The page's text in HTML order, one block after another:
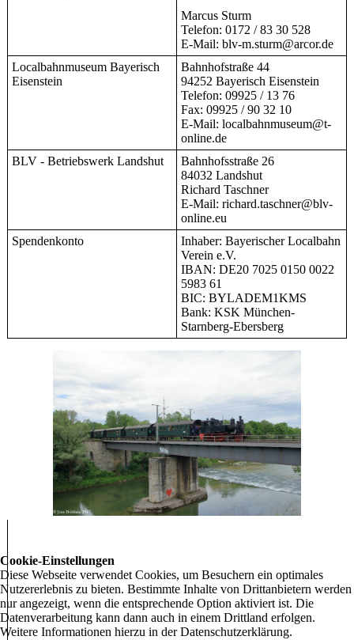
Marcus Sturm
Telefon: 0172 / 83 30 528
E-Mail: blv-m.sturm@arcor.de
Localbahnmuseum Bayerisch
Eisenstein
Bahnhofstraße 44
94252 Bayerisch Eisenstein
Telefon: 09925 / 13 76
Fax: 09925 / 90 32 10
E-Mail: localbahnmuseum@t-
online.de
BLV - Betriebswerk Landshut
Bahnhofsstraße 26
84032 Landshut
Richard Taschner
E-Mail: richard.taschner@blv-
online.eu
Spendenkonto
Inhaber: Bayerischer Localbahn
Verein e.V.
IBAN: DE20 7025 0150 0022
5983 61
BIC: BYLADEM1KMS
Bank: KSK München-
Starnberg-Ebersberg
Cookie-Einstellungen
Diese Webseite verwendet Cookies, um Besuchern ein optimales
Nutzererlebnis zu bieten. Bestimmte Inhalte von Drittanbietern werden
nur angezeigt, wenn die entsprechende Option aktiviert ist. Die
Datenverarbeitung kann dann auch in einem Drittland erfolgen.
Weitere Informationen hierzu in der Datenschutzerklärung.